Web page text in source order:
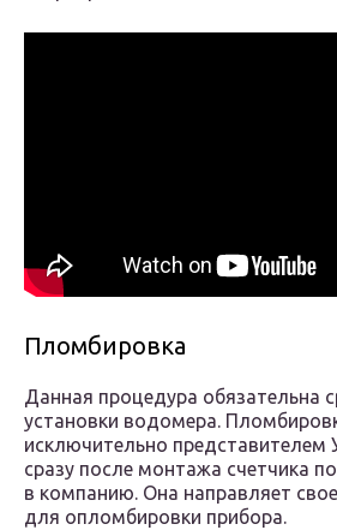
Пломбировка
Данная процедура обязательна
установки водомера.
исключительно представителем
сразу после монтажа счетчика
в компанию. Она направляет
для опломбировки прибора.